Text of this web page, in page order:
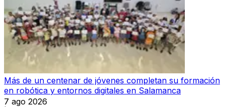
Más de un centenar de jóvenes completan su formación
en robótica y entornos digitales en Salamanca
7 ago 2026